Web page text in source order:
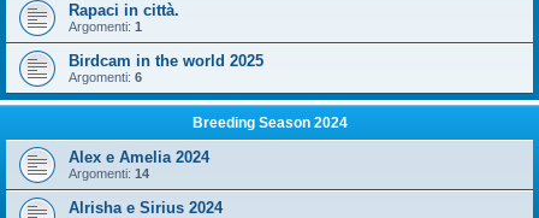
Rapaci in città.
Argomenti: 1
Birdcam in the world 2025
Argomenti: 6
Breeding Season 2024
Alex e Amelia 2024
Argomenti: 14
Alrisha e Sirius 2024